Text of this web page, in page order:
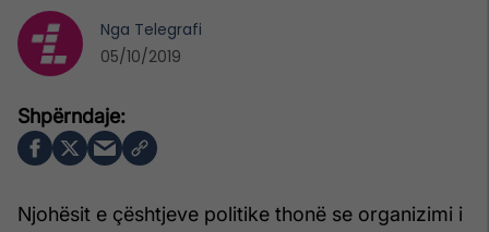
Njohësit e çështjeve politike thonë se organizimi i
Nga Telegrafi
05/10/2019